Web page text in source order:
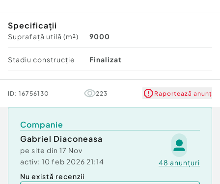
An finalizare construcție: 2008
Vitrină: 30.0 m
Stadiu construcţie:Finalizat
Număr încăperi: 118
Posibilitate parcare: Da
Nr. locuri parcare:20+
Tip imobil:
Specificații
Suprafață utilă (m²) 9000
Stadiu construcţie Finalizat
ID: 16756130 223 Raportează anunț
Companie
Gabriel Diaconeasa
pe site din 17 Nov
activ: 10 feb 2026 21:14 48 anunțuri
Nu există recenzii